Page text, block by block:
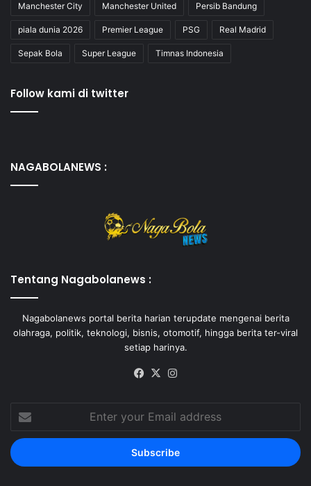
Manchester City Manchester United Persib Bandung
piala dunia 2026 Premier League PSG Real Madrid
Sepak Bola Super League Timnas Indonesia
Follow kami di twitter
NAGABOLANEWS :
Tentang Nagabolanews :
Nagabolanews portal berita harian terupdate mengenai berita
olahraga, politik, teknologi, bisnis, otomotif, hingga berita ter-viral
setiap harinya.
Facebook
X
Enter
your
Email
address